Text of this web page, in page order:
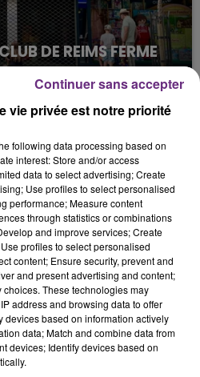
DE REIMS FERME
du centre-ville
est contraint de
13h42
13h42
MYLES SMITH & NIALL HORAN
vie privée est notre priorité
following data processing based on
interest: Store and/or access
data to select advertising; Create
Use profiles to select personalised
performance; Measure content
through statistics or combinations
and improve services; Create
profiles to select personalised
content; Ensure security, prevent and
and present advertising and content;
These technologies may
address and browsing data to offer
devices based on information actively
data; Match and combine data from
devices; Identify devices based on
Continuer sans accepter